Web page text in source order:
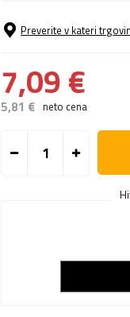
Preverite v kateri
7,09 €
5,81 € neto cena